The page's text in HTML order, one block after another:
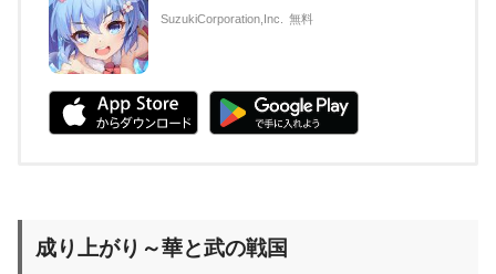
SuzukiCorporation,Inc. 無料
成り上がり～華と武の戦国